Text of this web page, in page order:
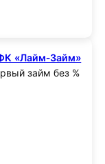
«Лайм‑Займ»
займ без %